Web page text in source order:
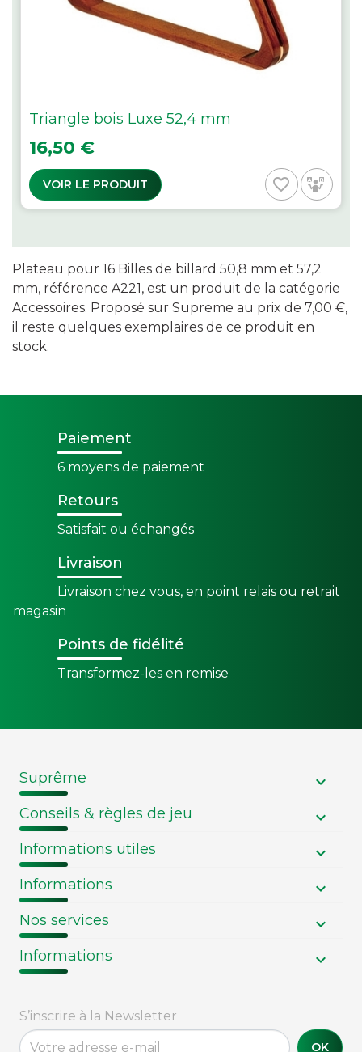
Triangle bois Luxe 52,4 mm
Prix
16,50 €
VOIR LE PRODUIT favorite_border
Plateau pour 16 Billes de billard 50,8 mm et 57,2
mm, référence A221, est un produit de la catégorie
Accessoires. Proposé sur Supreme au prix de 7,00 €,
il reste quelques exemplaires de ce produit en
stock.
Paiement
6 moyens de paiement
Retours
Satisfait ou échangés
Livraison
Livraison chez vous, en point relais ou retrait
magasin
Points de fidélité
Transformez-les en remise
Suprême
Conseils & règles de jeu
Informations utiles
Informations
Nos services
Informations
S’inscrire à la Newsletter
OK